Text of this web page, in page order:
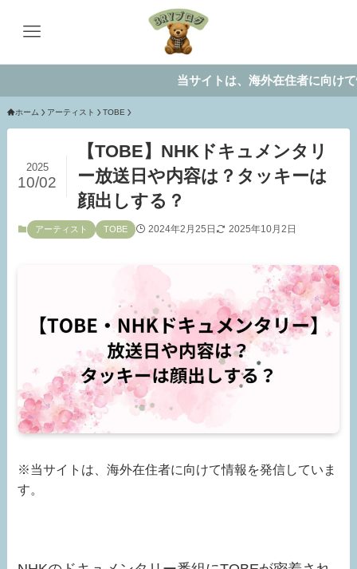
当サイトは、海外在住者に向けて情報を
ホーム アーティスト TOBE
【TOBE】NHKドキュメンタリ
ー放送日や内容は？タッキーは
顔出しする？
2025
10/02
アーティスト TOBE 2024年2月25日 2025年10月2日
※当サイトは、海外在住者に向けて情報を発信していま
す。